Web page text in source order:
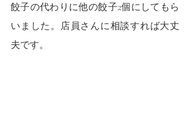
餃子の代わりに他の餃子2個にしてもら
いました。店員さんに相談すれば大丈
夫です。